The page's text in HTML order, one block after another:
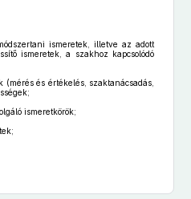
ismeretek, illetve az adott
ismeretek, a szakhoz kapcsolódó
és értékelés, szaktanácsadás,
ismeretkörök;